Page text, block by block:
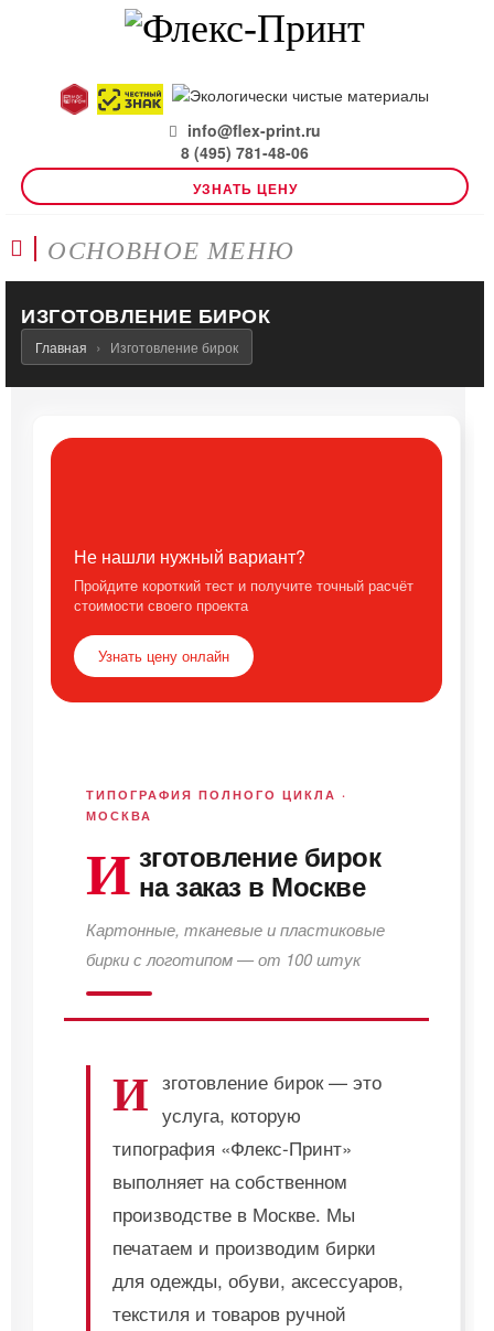
info@flex-print.ru
8 (495) 781-48-06
УЗНАТЬ ЦЕНУ
ОСНОВНОЕ МЕНЮ
ИЗГОТОВЛЕНИЕ БИРОК
Главная Изготовление бирок
Не нашли нужный вариант?
Пройдите короткий тест и получите точный расчёт
стоимости своего проекта
Узнать цену онлайн
ТИПОГРАФИЯ ПОЛНОГО ЦИКЛА ·
МОСКВА
И зготовление бирок
на заказ в Москве
Картонные, тканевые и пластиковые
бирки с логотипом — от 100 штук
И зготовление бирок — это
услуга, которую
типография «Флекс-Принт»
выполняет на собственном
производстве в Москве. Мы
печатаем и производим бирки
для одежды, обуви, аксессуаров,
текстиля и товаров ручной